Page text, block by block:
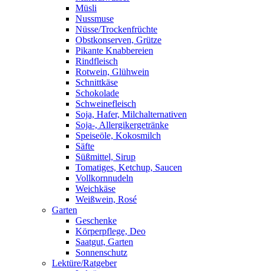
Müsli
Nussmuse
Nüsse/Trockenfrüchte
Obstkonserven, Grütze
Pikante Knabbereien
Rindfleisch
Rotwein, Glühwein
Schnittkäse
Schokolade
Schweinefleisch
Soja, Hafer, Milchalternativen
Soja-, Allergikergetränke
Speiseöle, Kokosmilch
Säfte
Süßmittel, Sirup
Tomatiges, Ketchup, Saucen
Vollkornnudeln
Weichkäse
Weißwein, Rosé
Garten
Geschenke
Körperpflege, Deo
Saatgut, Garten
Sonnenschutz
Lektüre/Ratgeber